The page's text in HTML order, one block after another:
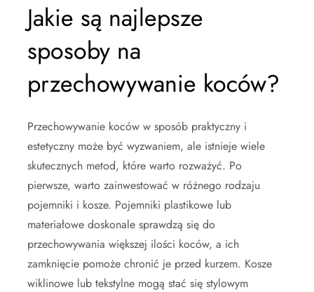
Jakie są najlepsze
sposoby na
przechowywanie koców?
Przechowywanie koców w sposób praktyczny i
estetyczny może być wyzwaniem, ale istnieje wiele
skutecznych metod, które warto rozważyć. Po
pierwsze, warto zainwestować w różnego rodzaju
pojemniki i kosze. Pojemniki plastikowe lub
materiałowe doskonale sprawdzą się do
przechowywania większej ilości koców, a ich
zamknięcie pomoże chronić je przed kurzem. Kosze
wiklinowe lub tekstylne mogą stać się stylowym